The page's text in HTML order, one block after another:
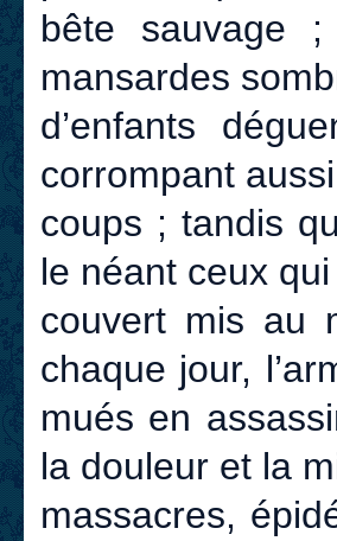
bête sauvage
mansardes
d’enfants
corrompant
coups ; tandis
le néant ceux
couvert mis au
chaque jour,
mués en
la douleur et la
massacres,